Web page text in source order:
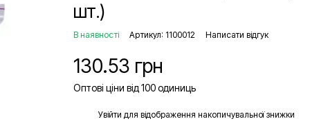
шт.)
В наявності Артикул: 1100012 Написати відгук
130.53 грн
Оптові ціни від 100 одиниць
Увійти для відображення накопичувальної знижки